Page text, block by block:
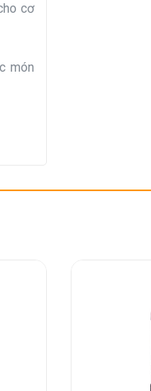
cơ
món